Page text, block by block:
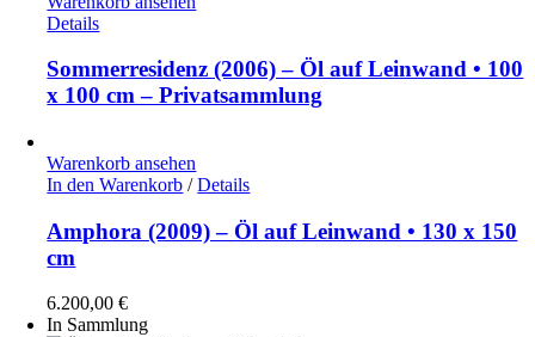
Details
Sommerresidenz (2006) – Öl auf Leinwand • 100
x 100 cm – Privatsammlung
Warenkorb ansehen
In den Warenkorb / Details
Amphora (2009) – Öl auf Leinwand • 130 x 150
cm
6.200,00€
In Sammlung